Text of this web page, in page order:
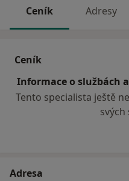
Ceník Adresy
Ceník
Informace o službách
Tento specialista ještě
svých
Adresa